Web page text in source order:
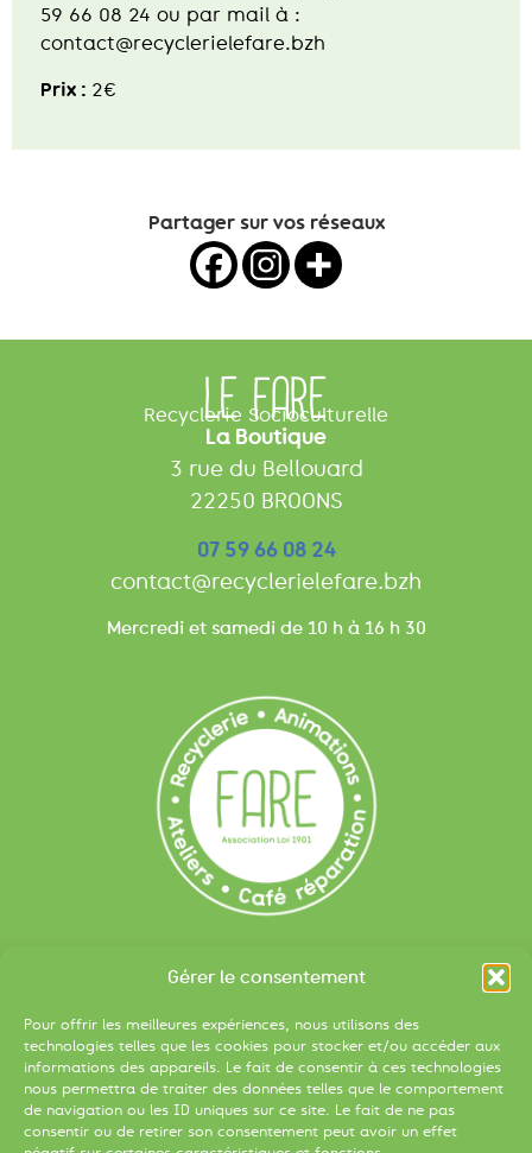
Gérer le consentement
Pour offrir les meilleures expériences, nous utilisons des
technologies telles que les cookies pour stocker et/ou accéder aux
informations des appareils. Le fait de consentir à ces technologies
nous permettra de traiter des données telles que le comportement
de navigation ou les ID uniques sur ce site. Le fait de ne pas
consentir ou de retirer son consentement peut avoir un effet
59 66 08 24 ou par mail à :
contact@recyclerielefare.bzh
Prix : 2€
Partager sur vos réseaux
LE FARE
Recyclerie Socioculturelle
La Boutique
3 rue du Bellouard
22250 BROONS
07 59 66 08 24
contact@recyclerielefare.bzh
Mercredi et samedi de 10 h à 16 h 30
Liens utiles
S’inscrire à la newsletter
Apport volontaire :
je réserve mon créneau